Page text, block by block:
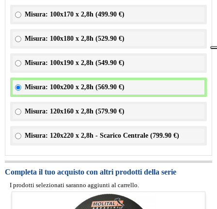
Misura: 100x170 x 2,8h (499.90 €)
Misura: 100x180 x 2,8h (529.90 €)
Misura: 100x190 x 2,8h (549.90 €)
Misura: 100x200 x 2,8h (569.90 €)
Misura: 120x160 x 2,8h (579.90 €)
Misura: 120x220 x 2,8h - Scarico Centrale (799.90 €)
Completa il tuo acquisto con altri prodotti della serie
I prodotti selezionati saranno aggiunti al carrello.